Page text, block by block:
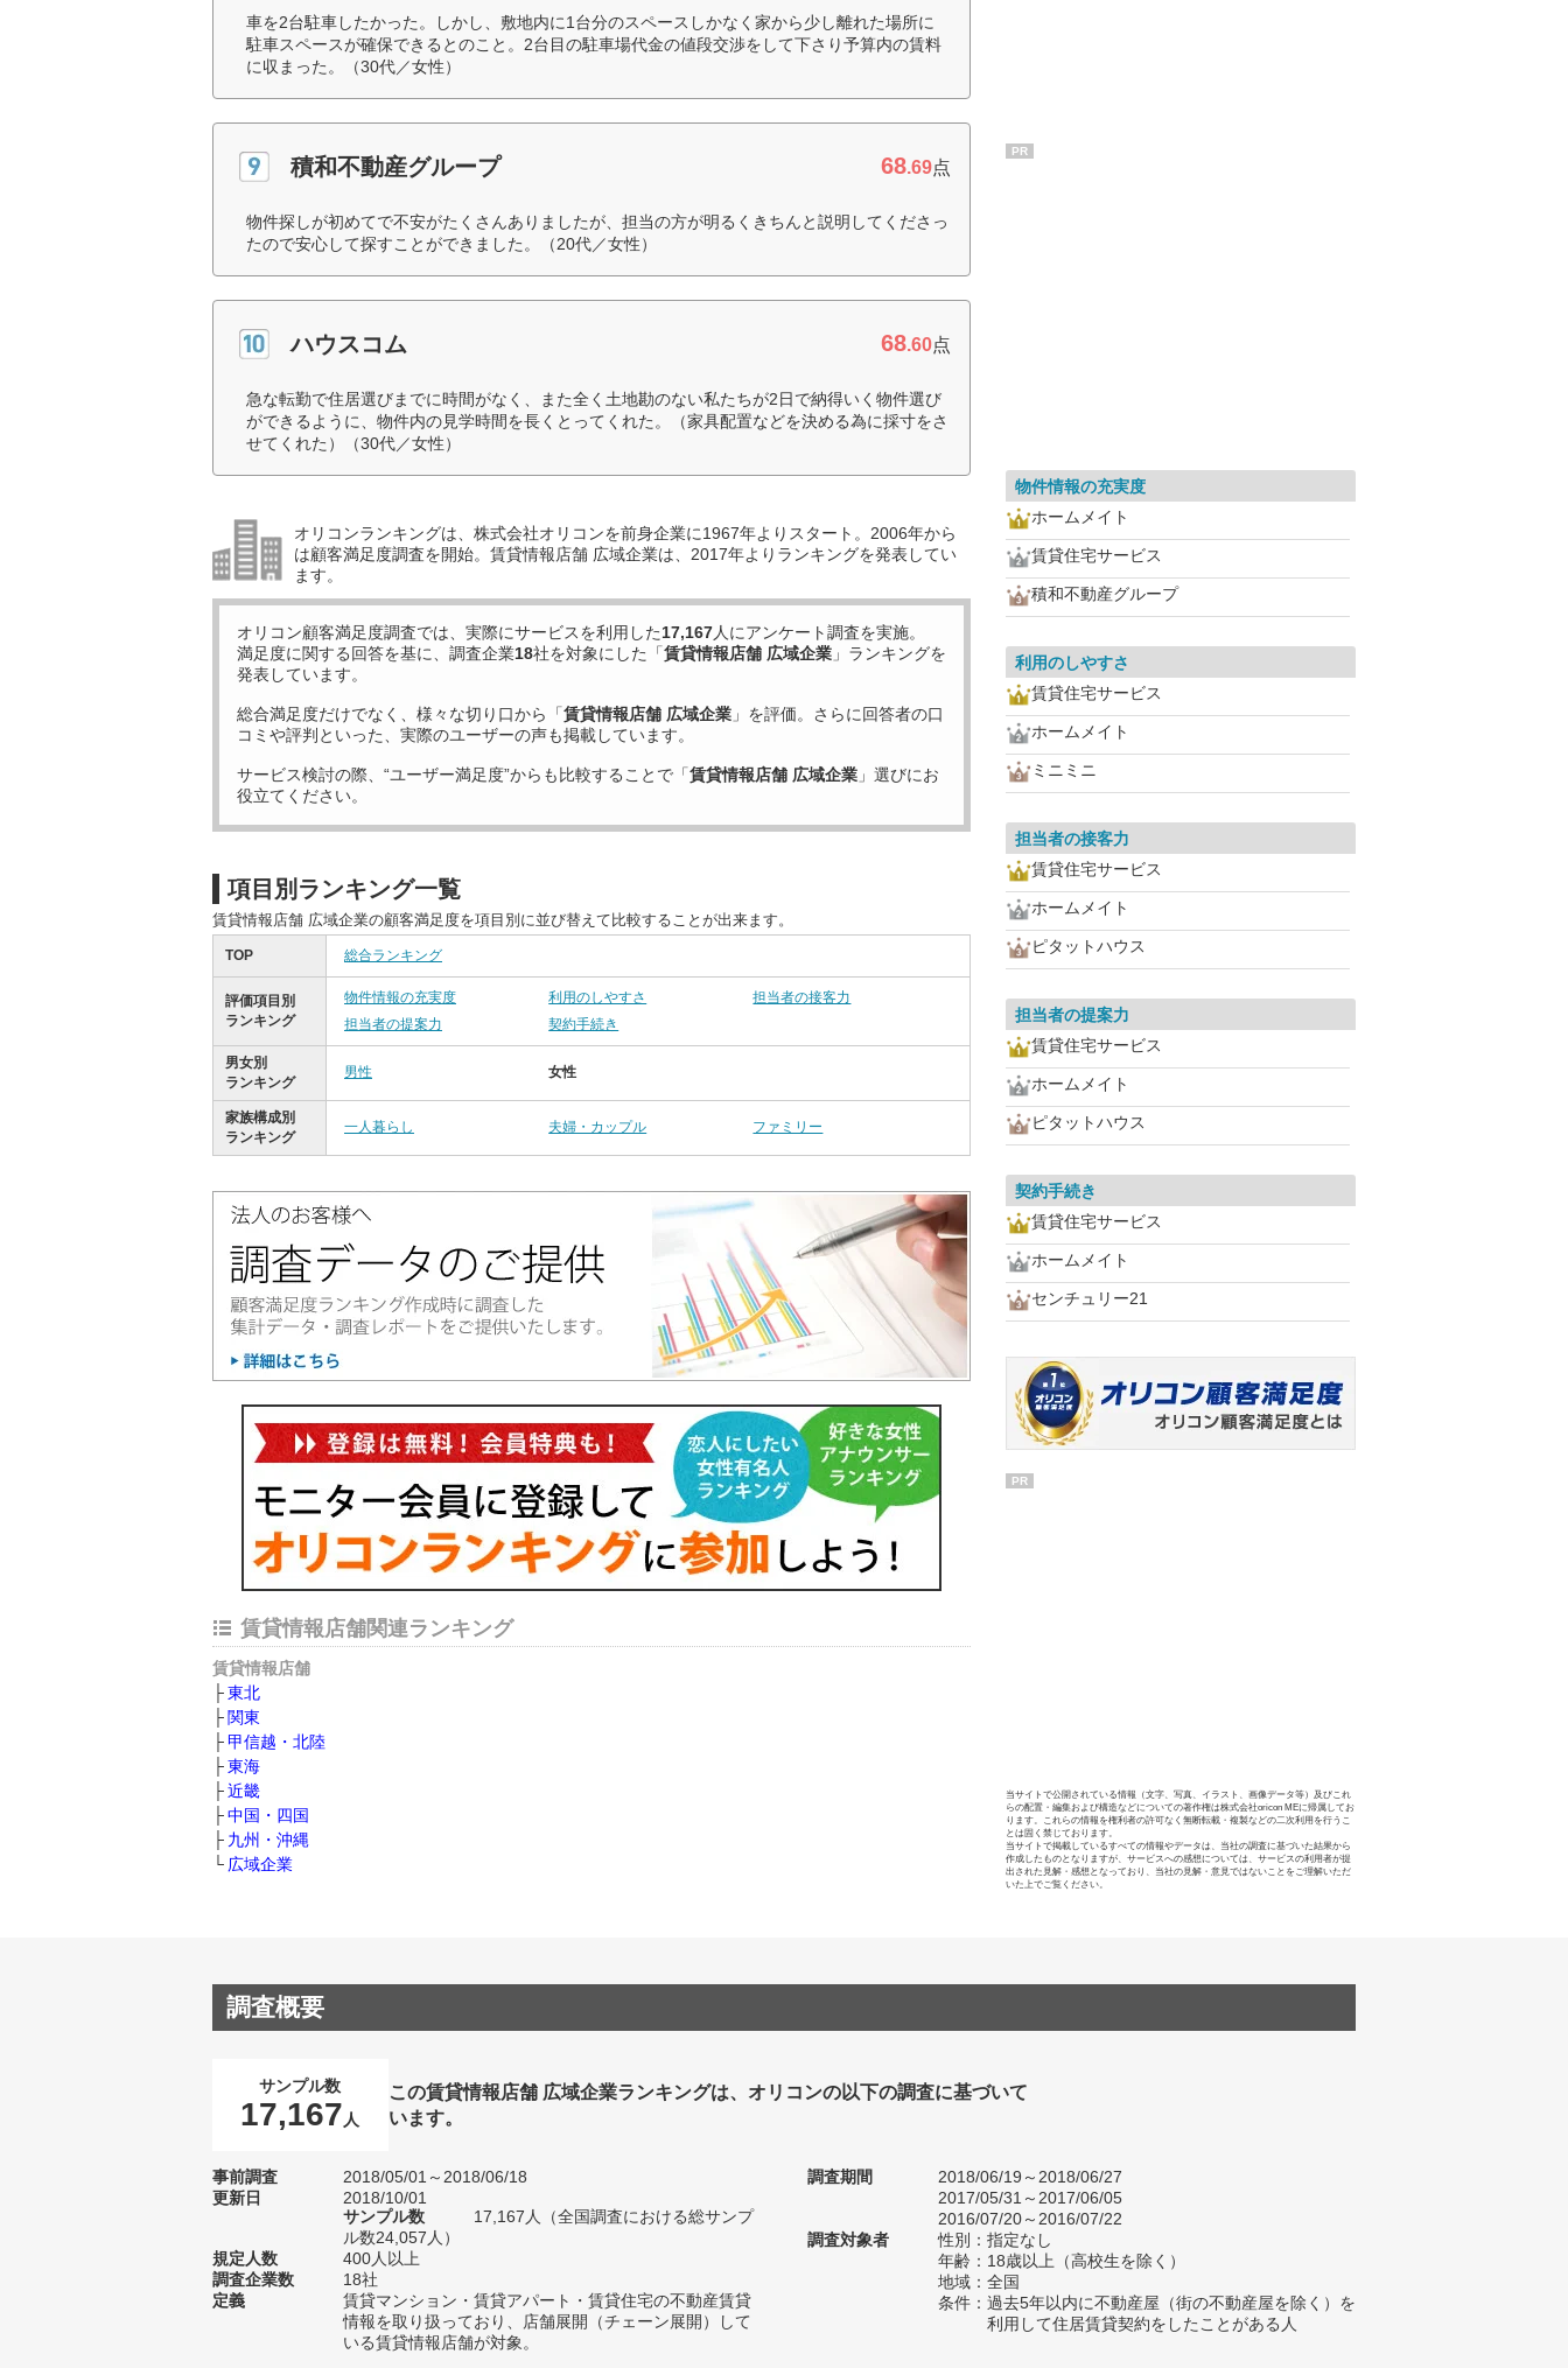
車を2台駐車したかった。しかし、敷地内に1台分のスペースしかなく家から少し離れた場所に
駐車スペースが確保できるとのこと。2台目の駐車場代金の値段交渉をして下さり予算内の賃料
に収まった。（30代／女性）
積和不動産グループ 68.69点
物件探しが初めてで不安がたくさんありましたが、担当の方が明るくきちんと説明してくださっ
たので安心して探すことができました。（20代／女性）
ハウスコム 68.60点
急な転勤で住居選びまでに時間がなく、また全く土地勘のない私たちが2日で納得いく物件選び
ができるように、物件内の見学時間を長くとってくれた。（家具配置などを決める為に採寸をさ
せてくれた）（30代／女性）
オリコンランキングは、株式会社オリコンを前身企業に1967年よりスタート。2006年から
は顧客満足度調査を開始。賃貸情報店舗 広域企業は、2017年よりランキングを発表してい
ます。
オリコン顧客満足度調査では、実際にサービスを利用した17,167人にアンケート調査を実施。
満足度に関する回答を基に、調査企業18社を対象にした「賃貸情報店舗 広域企業 」ランキングを
発表しています。
総合満足度だけでなく、様々な切り口から「賃貸情報店舗 広域企業 」を評価。さらに回答者の口
コミや評判といった、実際のユーザーの声も掲載しています。
サービス検討の際、“ユーザー満足度”からも比較することで「賃貸情報店舗 広域企業 」選びにお
役立てください。
項目別ランキング一覧
賃貸情報店舗 広域企業の顧客満足度を項目別に並び替えて比較することが出来ます。
TOP 総合ランキング
評価項目別
ランキング
物件情報の充実度 利用のしやすさ
担当者の接客力
担当者の提案力
契約手続き
男女別
ランキング
男性 女性
家族構成別
ランキング
一人暮らし 夫婦・カップル ファミリー
賃貸情報店舗関連ランキング
賃貸情報店舗
東北
関東
甲信越・北陸
東海
近畿
中国・四国
九州・沖縄
広域企業
PR
物件情報の充実度
ホームメイト
賃貸住宅サービス
積和不動産グループ
利用のしやすさ
賃貸住宅サービス
ホームメイト
ミニミニ
担当者の接客力
賃貸住宅サービス
ホームメイト
ピタットハウス
担当者の提案力
賃貸住宅サービス
ホームメイト
ピタットハウス
契約手続き
賃貸住宅サービス
ホームメイト
センチュリー21
PR
当サイトで公開されている情報（文字、写真、イラスト、画像データ等）及びこれ
らの配置・編集および構造などについての著作権は株式会社oricon MEに帰属してお
ります。これらの情報を権利者の許可なく無断転載・複製などの二次利用を行うこ
とは固く禁じております。
当サイトで掲載しているすべての情報やデータは、当社の調査に基づいた結果から
作成したものとなりますが、サービスへの感想については、サービスの利用者が提
出された見解・感想となっており、当社の見解・意見ではないことをご理解いただ
いた上でご覧ください。
調査概要
サンプル数
17,167 人
この賃貸情報店舗 広域企業ランキングは、オリコンの以下の調査に基づいて
います。
事前調査
2018/05/01～2018/06/18
更新日
2018/10/01
サンプル数
17,167人（全国調査における総サンプ
ル数24,057人）
規定人数
400人以上
調査企業数
18社
定義
賃貸マンション・賃貸アパート・賃貸住宅の不動産賃貸
情報を取り扱っており、店舗展開（チェーン展開）して
いる賃貸情報店舗が対象。
調査期間
2018/06/19～2018/06/27
2017/05/31～2017/06/05
2016/07/20～2016/07/22
調査対象者
性別：指定なし
年齢：18歳以上（高校生を除く）
地域：全国
条件：過去5年以内に不動産屋（街の不動産屋を除く）を
利用して住居賃貸契約をしたことがある人